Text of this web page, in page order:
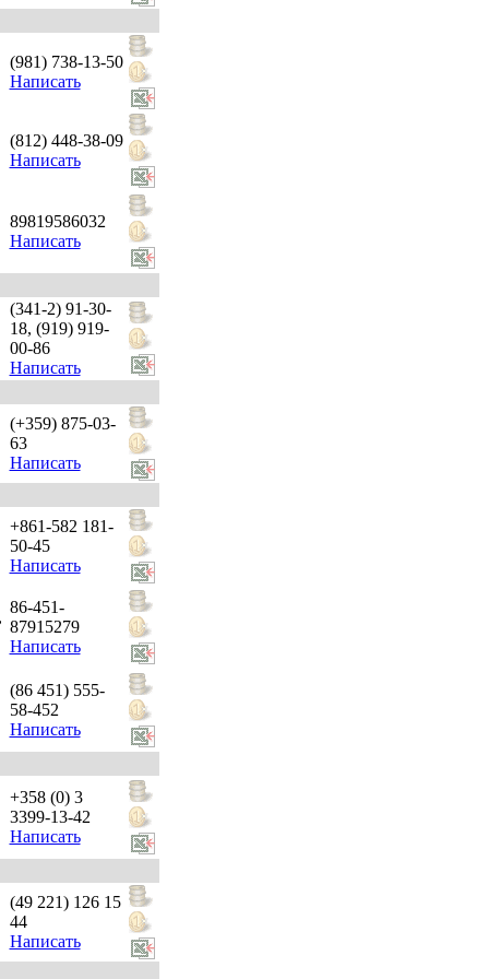
(981) 738-13-50
Написать
(812) 448-38-09
Написать
89819586032
Написать
(341-2) 91-30-
18, (919) 919-
00-86
Написать
(+359) 875-03-
63
Написать
+861-582 181-
50-45
Написать
86-451-
87915279
Написать
(86 451) 555-
58-452
Написать
+358 (0) 3
3399-13-42
Написать
(49 221) 126 15
44
Написать